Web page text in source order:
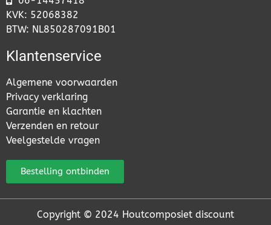
KVK: 52068382
BTW: NL850287091B01
Klantenservice
Algemene voorwaarden
Privacy verklaring
Garantie en klachten
Verzenden en retour
Veelgestelde vragen
Bestelling ontbinden
Copyright © 2024 Houtcomposiet discount